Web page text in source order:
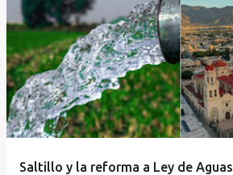
Saltillo y la reforma a Ley de Aguas